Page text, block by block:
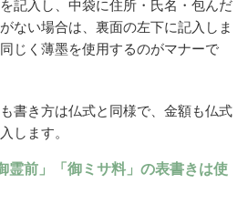
記入し、中袋に住所・氏名・包んだ
ない場合は、裏面の左下に記入しま
じく薄墨を使用するのがマナーで
書き方は仏式と同様で、金額も仏式
します。
霊前」「御ミサ料」の表書きは使